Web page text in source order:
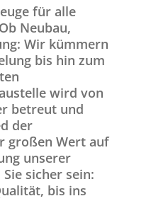
für alle
Neubau,
Wir kümmern
bis hin zum
wird von
betreut und
der
großen Wert auf
unserer
sicher sein:
bis ins